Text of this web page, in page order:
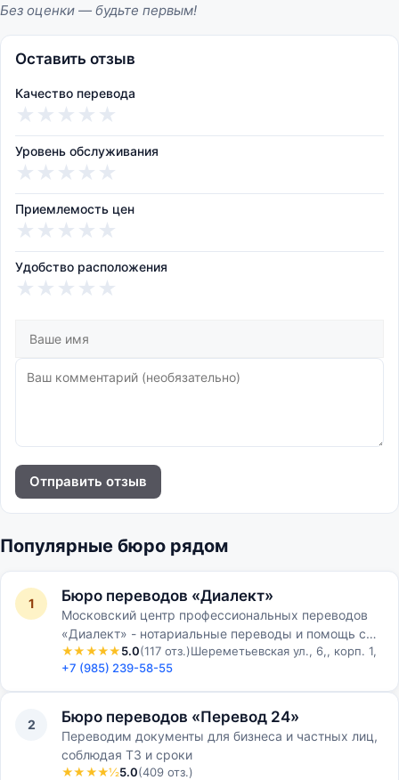
Без оценки — будьте первым!
Оставить отзыв
Качество перевода
★
★
★
★
★
Уровень обслуживания
★
★
★
★
★
Приемлемость цен
★
★
★
★
★
Удобство расположения
★
★
★
★
★
Отправить отзыв
Популярные бюро рядом
1 Бюро переводов «Диалект»
Московский центр профессиональных переводов
«Диалект» - нотариальные переводы и помощь с
апостилированием.
★★★★★5.0(117 отз.)Шереметьевская ул., 6,, корп. 1,
+7 (985) 239-58-55
2 Бюро переводов «Перевод 24»
Переводим документы для бизнеса и частных лиц,
соблюдая ТЗ и сроки
★★★★½5.0(409 отз.)